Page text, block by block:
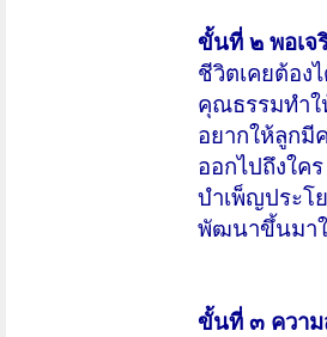
ขั้นที่ ๒ พอเ
ชีวิตเคยต้อง
คุณธรรมทำใ
อยากให้ลูกมี
ออกไปถึงใค
บำเพ็ญประโ
พัฒนาขึ้นมาใ
ขั้นที่ ๓ ความ